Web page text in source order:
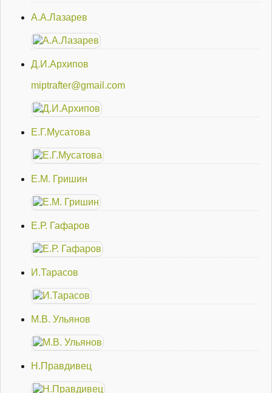
А.А.Лазарев
Д.И.Архипов
miptrafter@gmail.com
Е.Г.Мусатова
Е.М. Гришин
Е.Р. Гафаров
И.Тарасов
М.В. Ульянов
Н.Правдивец